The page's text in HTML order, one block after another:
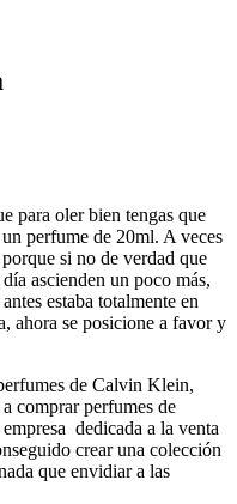
para oler bien tengas que
perfume de 20ml. A veces
si no de verdad que
ascienden un poco más,
estaba totalmente en
ahora se posicione a favor y
de Calvin Klein,
comprar perfumes de
empresa dedicada a la venta
crear una colección
que envidiar a las